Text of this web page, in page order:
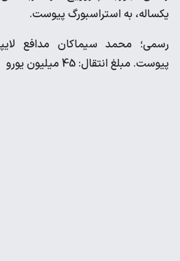
یکساله، به استراسبورگ پیوست.
رسمی؛ محمد سیماکان مدافع
پیوست. مبلغ انتقال: 45 میلیون یورو